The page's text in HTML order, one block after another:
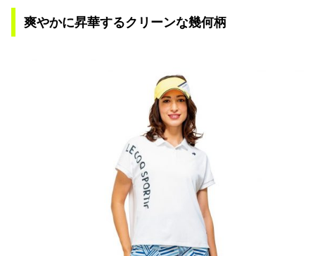
爽やかに昇華するクリーンな幾何柄